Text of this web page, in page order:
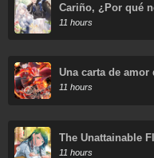
Cariño, ¿Por qué
11 hours
Una carta de amor
11 hours
The Unattainable
11 hours